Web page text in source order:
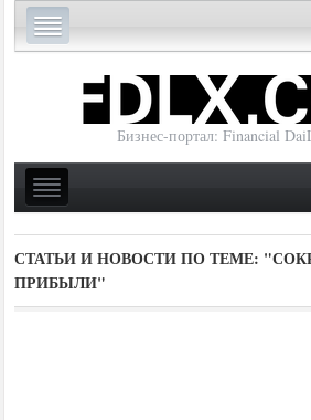
Бизнес-портал: Financial
СТАТЬИ И НОВОСТИ ПО ТЕМЕ:
ПРИБЫЛИ"